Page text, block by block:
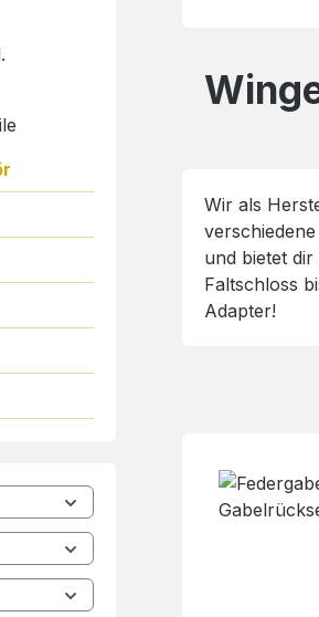
Wir als
und bietet
Faltschloss
Adapter!